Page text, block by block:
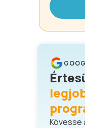
Kövesse